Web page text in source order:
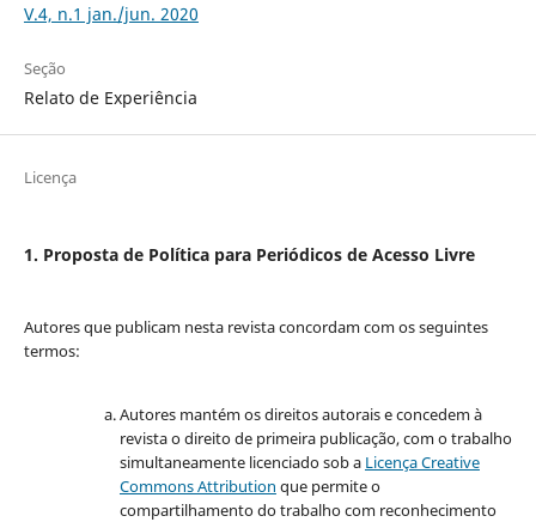
V.4, n.1 jan./jun. 2020
Seção
Relato de Experiência
Licença
1. Proposta de Política para Periódicos de Acesso Livre
Autores que publicam nesta revista concordam com os seguintes
termos:
Autores mantém os direitos autorais e concedem à
revista o direito de primeira publicação, com o trabalho
simultaneamente licenciado sob a Licença Creative
Commons Attribution que permite o
compartilhamento do trabalho com reconhecimento